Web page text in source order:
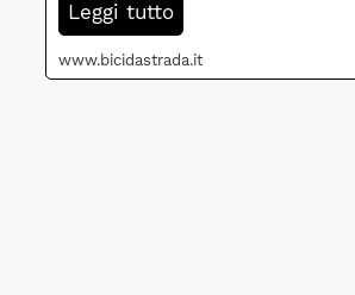
Leggi tutto
www.bicidastrada.it